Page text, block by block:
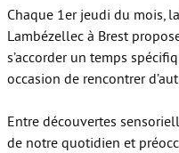
Chaque 1er jeudi du mois,
Lambézellec à Brest
s’accorder un temps
occasion de rencontrer
Entre découvertes
de notre quotidien et